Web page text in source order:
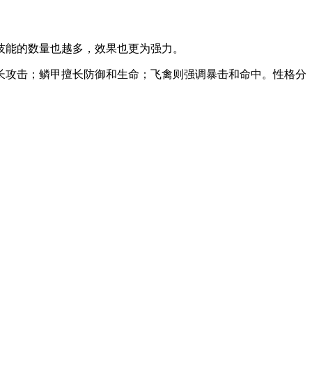
的数量也越多，效果也更为强力。
击；鳞甲擅长防御和生命；飞禽则强调暴击和命中。性格分